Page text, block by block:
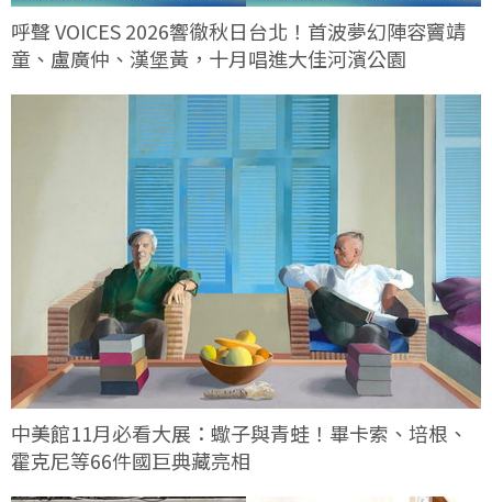
呼聲 VOICES 2026響徹秋日台北！首波夢幻陣容竇靖
童、盧廣仲、漢堡黃，十月唱進大佳河濱公園
中美館11月必看大展：蠍子與青蛙！畢卡索、培根、
霍克尼等66件國巨典藏亮相